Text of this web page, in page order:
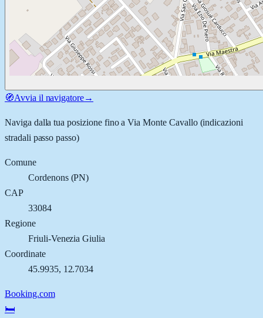
🧭Avvia il navigatore→
Naviga dalla tua posizione fino aVia Monte Cavallo(indicazioni
stradali passo passo)
Comune
Cordenons(PN)
CAP
33084
Regione
Friuli-Venezia Giulia
Coordinate
45.9935, 12.7034
Booking.com
🛏️